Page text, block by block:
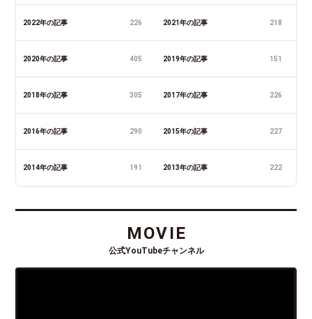
2022年の記事 226 2021年の記事 218
2020年の記事 405 2019年の記事 151
2018年の記事 305 2017年の記事 226
2016年の記事 290 2015年の記事 227
2014年の記事 191 2013年の記事 222
MOVIE
公式YouTubeチャンネル